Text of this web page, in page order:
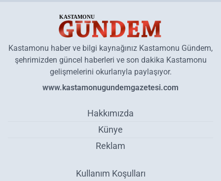
Kastamonu haber ve bilgi kaynağınız Kastamonu Gündem,
şehrimizden güncel haberleri ve son dakika Kastamonu
gelişmelerini okurlarıyla paylaşıyor.
www.kastamonugundemgazetesi.com
Hakkımızda
Künye
Reklam
Kullanım Koşulları